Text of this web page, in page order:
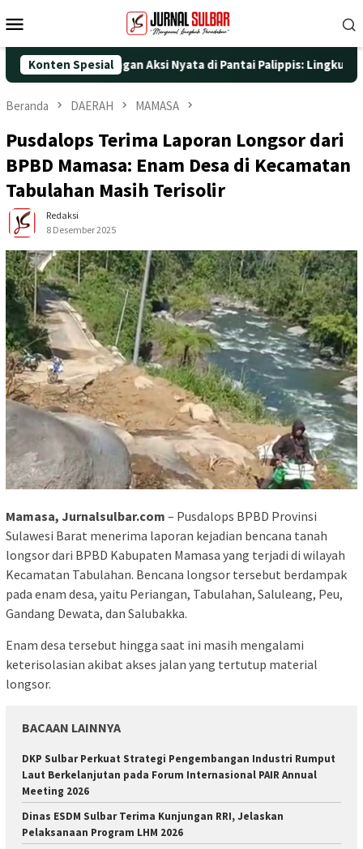
ke
Mobile
Konten Spesial
ke-25 dengan Aksi Nyata di Pantai Palippis: Lingkungan
Beranda DAERAH MAMASA
Pusdalops Terima Laporan Longsor dari
BPBD Mamasa: Enam Desa di Kecamatan
Tabulahan Masih Terisolir
Redaksi
8 Desember 2025
Mamasa, Jurnalsulbar.com – Pusdalops BPBD Provinsi
Sulawesi Barat menerima laporan kejadian bencana tanah
longsor dari BPBD Kabupaten Mamasa yang terjadi di wilayah
Kecamatan Tabulahan. Bencana longsor tersebut berdampak
pada enam desa, yaitu Periangan, Tabulahan, Saluleang, Peu,
Gandang Dewata, dan Salubakka.
Enam desa tersebut hingga saat ini masih mengalami
keterisolasian akibat akses jalan yang tertutup material
longsor.
BACAAN LAINNYA
DKP Sulbar Perkuat Strategi Pengembangan Industri Rumput
Laut Berkelanjutan pada Forum Internasional PAIR Annual
Meeting 2026
Dinas ESDM Sulbar Terima Kunjungan RRI, Jelaskan
Pelaksanaan Program LHM 2026